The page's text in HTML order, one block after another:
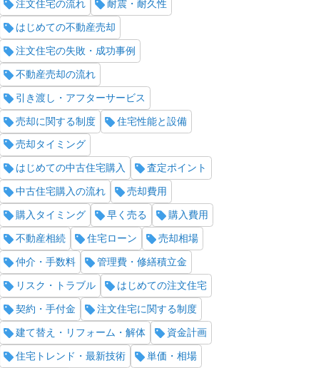
注文住宅の流れ 耐震・耐久性
はじめての不動産売却
注文住宅の失敗・成功事例
不動産売却の流れ
引き渡し・アフターサービス
売却に関する制度 住宅性能と設備
売却タイミング
はじめての中古住宅購入 査定ポイント
中古住宅購入の流れ 売却費用
購入タイミング 早く売る 購入費用
不動産相続 住宅ローン 売却相場
仲介・手数料 管理費・修繕積立金
リスク・トラブル はじめての注文住宅
契約・手付金 注文住宅に関する制度
建て替え・リフォーム・解体 資金計画
住宅トレンド・最新技術 単価・相場